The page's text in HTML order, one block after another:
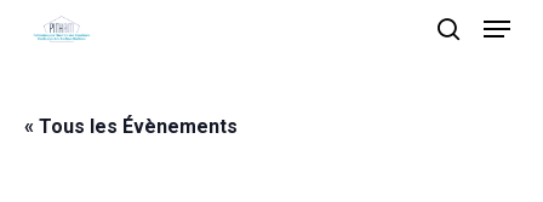
content
Menu
« Tous les Évènements